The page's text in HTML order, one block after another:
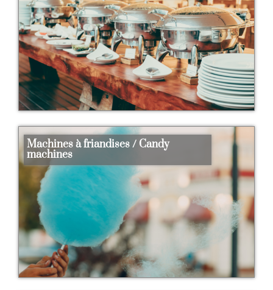
Machines à friandises / Candy
machines